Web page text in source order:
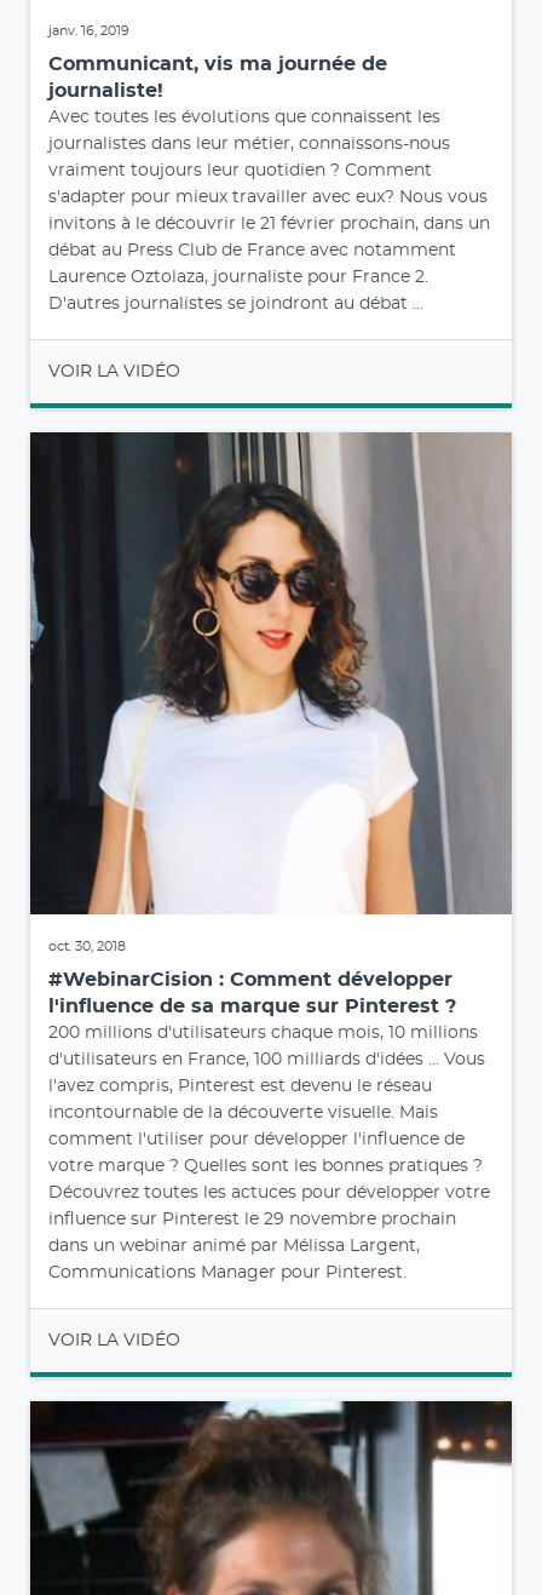
janv. 16, 2019
Communicant, vis ma journée de
journaliste!
Avec toutes les évolutions que connaissent les
journalistes dans leur métier, connaissons-nous
vraiment toujours leur quotidien ? Comment
s'adapter pour mieux travailler avec eux? Nous vous
invitons à le découvrir le 21 février prochain, dans un
débat au Press Club de France avec notamment
Laurence Oztolaza, journaliste pour France 2.
D'autres journalistes se joindront au débat ...
VOIR LA VIDÉO
oct. 30, 2018
#WebinarCision : Comment développer
l'influence de sa marque sur Pinterest ?
200 millions d'utilisateurs chaque mois, 10 millions
d'utilisateurs en France, 100 milliards d'idées ... Vous
l'avez compris, Pinterest est devenu le réseau
incontournable de la découverte visuelle. Mais
comment l'utiliser pour développer l'influence de
votre marque ? Quelles sont les bonnes pratiques ?
Découvrez toutes les actuces pour développer votre
influence sur Pinterest le 29 novembre prochain
dans un webinar animé par Mélissa Largent,
Communications Manager pour Pinterest.
VOIR LA VIDÉO